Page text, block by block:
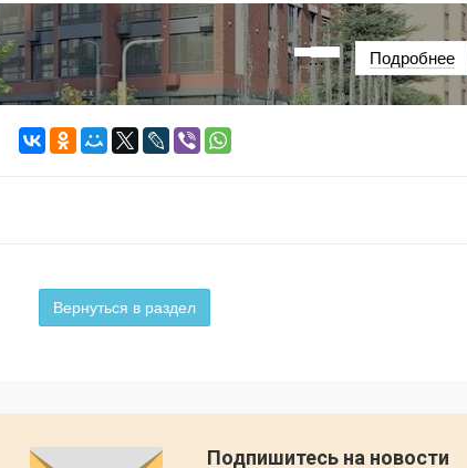
··· Подробнее
Вернуться в раздел
Подпишитесь на новости